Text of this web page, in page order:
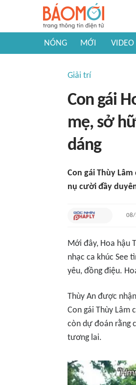
NÓNG MỚI VIDEO
Giải trí
Con gái
mẹ, sở
dáng
Con gái Thùy
nụ cười đầy
Mới đây, Hoa hậu
nhạc ca khúc See
yêu, đồng điệu.
Thùy An được
Con gái Thùy Lâm
còn dự đoán rằng
tương lai.